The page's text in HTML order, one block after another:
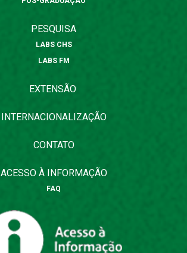
PESQUISA
LABS CHS
LABS FM
EXTENSÃO
INTERNACIONALIZAÇÃO
CONTATO
ACESSO À INFORMAÇÃO
FAQ